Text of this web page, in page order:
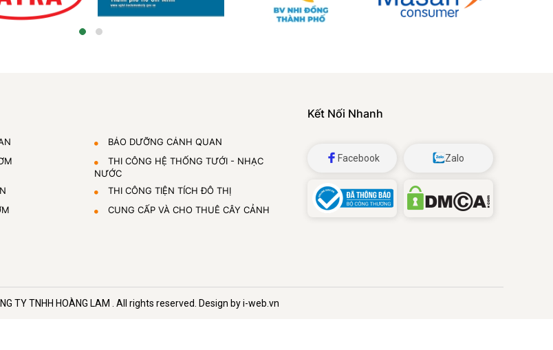
BẢO DƯỠNG CẢNH QUAN
THI CÔNG HỆ THỐNG TƯỚI - NHẠC
NƯỚC
THI CÔNG TIỆN TÍCH ĐÔ THỊ
CUNG CẤP VÀ CHO THUÊ CÂY CẢNH
Kết Nối Nhanh
Facebook Zalo
TY TNHH HOÀNG LAM . All rights reserved. Design by i-web.vn